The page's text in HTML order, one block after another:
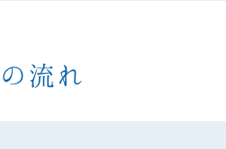
流れ